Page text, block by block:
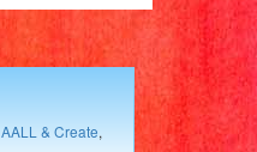
AALL & Create,